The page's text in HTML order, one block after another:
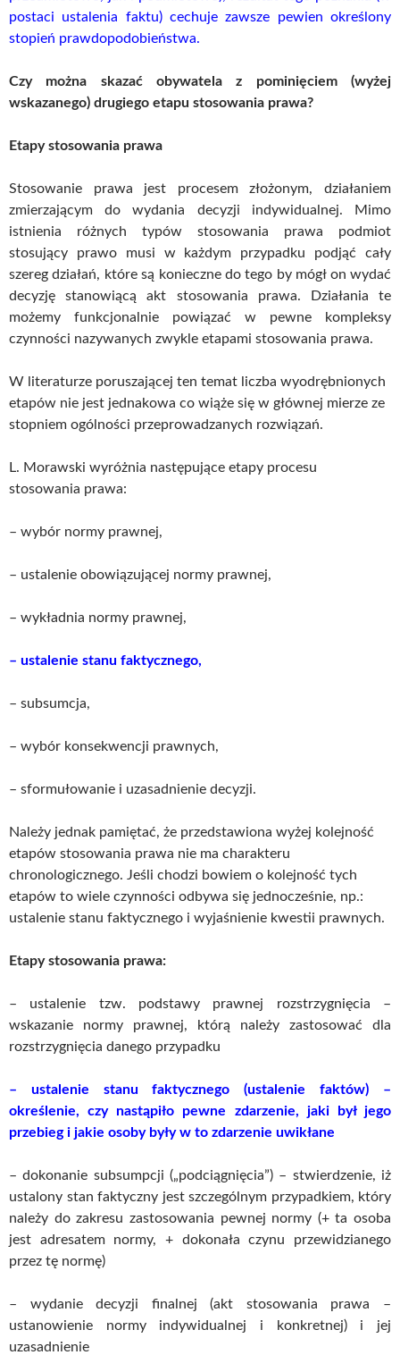
postaci ustalenia faktu) cechuje zawsze pewien określony
stopień prawdopodobieństwa.
Czy można skazać obywatela z pominięciem (wyżej
wskazanego) drugiego etapu stosowania prawa?
Etapy stosowania prawa
Stosowanie prawa jest procesem złożonym, działaniem
zmierzającym do wydania decyzji indywidualnej. Mimo
istnienia różnych typów stosowania prawa podmiot
stosujący prawo musi w każdym przypadku podjąć cały
szereg działań, które są konieczne do tego by mógł on wydać
decyzję stanowiącą akt stosowania prawa. Działania te
możemy funkcjonalnie powiązać w pewne kompleksy
czynności nazywanych zwykle etapami stosowania prawa.
W literaturze poruszającej ten temat liczba wyodrębnionych
etapów nie jest jednakowa co wiąże się w głównej mierze ze
stopniem ogólności przeprowadzanych rozwiązań.
L. Morawski wyróżnia następujące etapy procesu
stosowania prawa:
– wybór normy prawnej,
– ustalenie obowiązującej normy prawnej,
– wykładnia normy prawnej,
– ustalenie stanu faktycznego,
– subsumcja,
– wybór konsekwencji prawnych,
– sformułowanie i uzasadnienie decyzji.
Należy jednak pamiętać, że przedstawiona wyżej kolejność
etapów stosowania prawa nie ma charakteru
chronologicznego. Jeśli chodzi bowiem o kolejność tych
etapów to wiele czynności odbywa się jednocześnie, np.:
ustalenie stanu faktycznego i wyjaśnienie kwestii prawnych.
Etapy stosowania prawa:
– ustalenie tzw. podstawy prawnej rozstrzygnięcia –
wskazanie normy prawnej, którą należy zastosować dla
rozstrzygnięcia danego przypadku
– ustalenie stanu faktycznego (ustalenie faktów) –
określenie, czy nastąpiło pewne zdarzenie, jaki był jego
przebieg i jakie osoby były w to zdarzenie uwikłane
– dokonanie subsumpcji („podciągnięcia”) – stwierdzenie, iż
ustalony stan faktyczny jest szczególnym przypadkiem, który
należy do zakresu zastosowania pewnej normy (+ ta osoba
jest adresatem normy, + dokonała czynu przewidzianego
przez tę normę)
– wydanie decyzji finalnej (akt stosowania prawa –
ustanowienie normy indywidualnej i konkretnej) i jej
uzasadnienie